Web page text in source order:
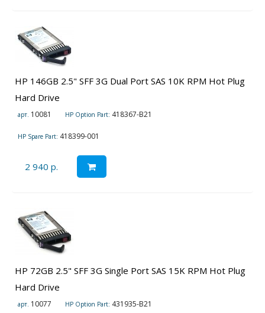
HP 146GB 2.5" SFF 3G Dual Port SAS 10K RPM Hot Plug
Hard Drive
арт. 10081 HP Option Part: 418367-B21
HP Spare Part: 418399-001
2 940 р.
HP 72GB 2.5" SFF 3G Single Port SAS 15K RPM Hot Plug
Hard Drive
арт. 10077 HP Option Part: 431935-B21